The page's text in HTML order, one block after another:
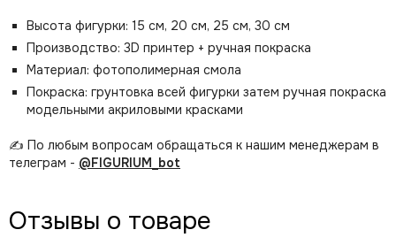
Высота фигурки: 15 см, 20 см, 25 см, 30 см
Производство: 3D принтер + ручная покраска
Материал: фотополимерная смола
Покраска: грунтовка всей фигурки затем ручная покраска
модельными акриловыми красками
✍️ По любым вопросам обращаться к нашим менеджерам в
телеграм - @FIGURIUM_bot
Отзывы о товаре